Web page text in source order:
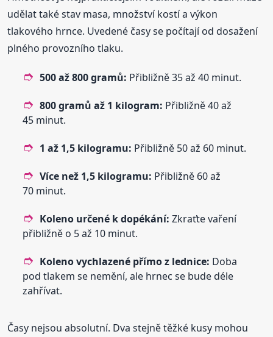
udělat také stav masa, množství kostí a výkon
tlakového hrnce. Uvedené časy se počítají od dosažení
plného provozního tlaku.
500 až 800 gramů: Přibližně 35 až 40 minut.
800 gramů až 1 kilogram: Přibližně 40 až
45 minut.
1 až 1,5 kilogramu: Přibližně 50 až 60 minut.
Více než 1,5 kilogramu: Přibližně 60 až
70 minut.
Koleno určené k dopékání: Zkraťte vaření
přibližně o 5 až 10 minut.
Koleno vychlazené přímo z lednice: Doba
pod tlakem se nemění, ale hrnec se bude déle
zahřívat.
Časy nejsou absolutní. Dva stejně těžké kusy mohou